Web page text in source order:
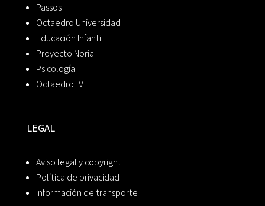
Passos
Octaedro Universidad
Educación Infantil
Proyecto Noria
Psicología
OctaedroTV
LEGAL
Aviso legal y copyright
Política de privacidad
Información de transporte